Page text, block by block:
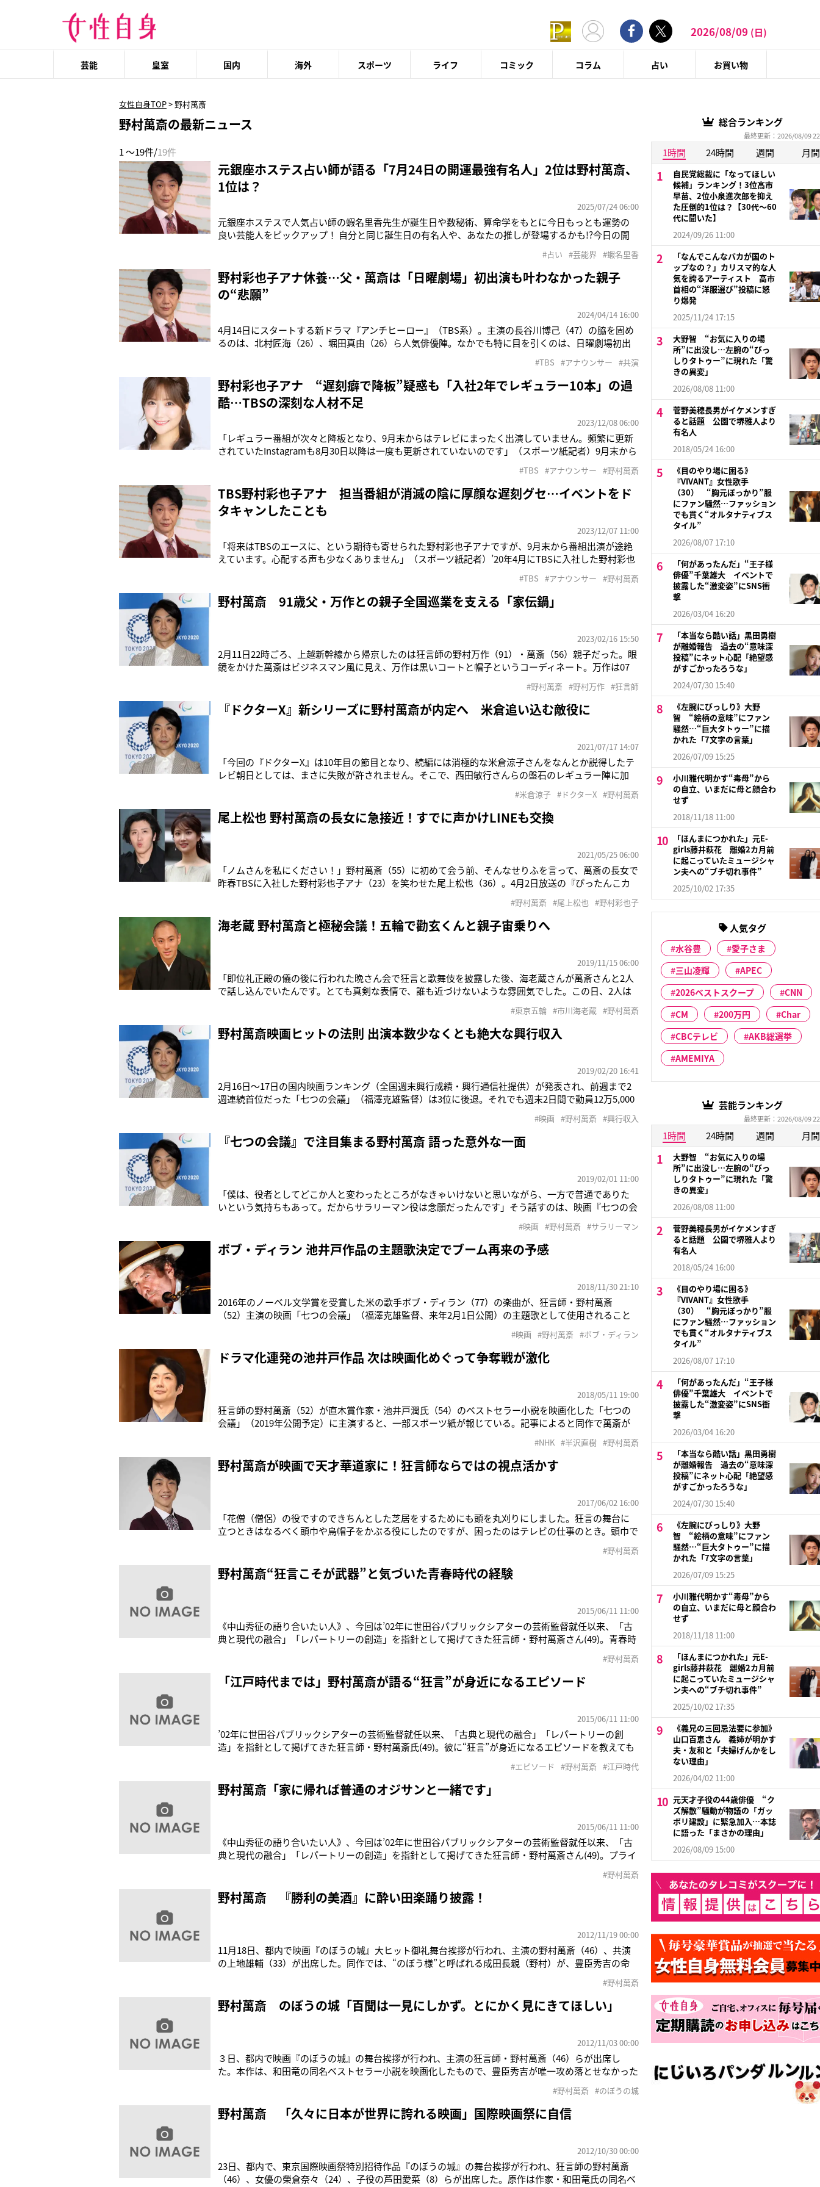
2026/08/09 (日)
芸能 皇室 国内 海外 スポーツ ライフ コミック コラム 占い お買い物
女性自身TOP> 野村萬斎
野村萬斎の最新ニュース
1 ～19件/19件
元銀座ホステス占い師が語る「7月24日の開運最強有名人」2位は野村萬斎、
1位は？
2025/07/24 06:00
元銀座ホステスで人気占い師の蝦名里香先生が誕生日や数秘術、算命学をもとに今日もっとも運勢の
良い芸能人をピックアップ！ 自分と同じ誕生日の有名人や、あなたの推しが登場するかも!?今日の開
流れとしては「余白をつくる」がキーワードなので心と予定に余裕を持つとよいでしょう。第1位に選
ばれたのは3月30日生まれの
#占い #芸能界 #蝦名里香
野村彩也子アナ休養…父・萬斎は「日曜劇場」初出演も叶わなかった親子
の“悲願”
2024/04/14 16:00
4月14日にスタートする新ドラマ『アンチヒーロー』（TBS系）。主演の長谷川博己（47）の脇を固め
るのは、北村匠海（26）、堀田真由（26）ら人気俳優陣。なかでも特に目を引くのは、日曜劇場初出
を描く本作。萬斎は東京地検トップの検事正を演じる。萬斎は出演にあたって、《連続ドラマは、毎話
毎話放送後に視聴者の皆さ
#TBS #アナウンサー #共演
野村彩也子アナ “遅刻癖で降板”疑惑も「入社2年でレギュラー10本」の過
酷…TBSの深刻な人材不足
2023/12/08 06:00
「レギュラー番組が次々と降板となり、9月末からはテレビにまったく出演していません。頻繁に更新
されていたInstagramも8月30日以降は一度も更新されていないのです」（スポーツ紙記者）9月末から
知られ、未来の“看板アナ”として嘱望された彼女だが、現在は担当番組がゼロという異常事態となって
いる。「野村
#TBS #アナウンサー #野村萬斎
TBS野村彩也子アナ 担当番組が消滅の陰に厚顔な遅刻グセ…イベントをド
タキャンしたことも
2023/12/07 11:00
「将来はTBSのエースに、という期待も寄せられた野村彩也子アナですが、9月末から番組出演が途絶
えています。心配する声も少なくありません」（スポーツ紙記者）’20年4月にTBSに入社した野村彩也
は狂言の師弟関係にある長男・裕基（24）には厳格に接してきたいっぽう、長女のことは溺愛してき
たという。「ねだられる
#TBS #アナウンサー #野村萬斎
野村萬斎 91歳父・万作との親子全国巡業を支える「家伝鍋」
2023/02/16 15:50
2月11日22時ごろ、上越新幹線から帰京したのは狂言師の野村万作（91）・萬斎（56）親子だった。眼
鏡をかけた萬斎はビジネスマン風に見え、万作は黒いコートと帽子というコーディネート。万作は07
潟市民芸術文化会館能楽堂で『野村万作・萬斎 狂言公演』が開催、昼・夕方と2度の公演だった。終了
後、東京にはとんぼ返
#野村萬斎 #野村万作 #狂言師
『ドクターX』新シリーズに野村萬斎が内定へ 米倉追い込む敵役に
2021/07/17 14:07
「今回の『ドクターX』は10年目の節目となり、続編には消極的な米倉涼子さんをなんとか説得したテ
レビ朝日としては、まさに失敗が許されません。そこで、西田敏行さんらの盤石のレギュラー陣に加
ギリまで交渉を重ねていると聞いています」（ドラマ関係者）米倉涼子（45）が“孤高の天才外科
医”大門未知子を演じる超人気シリー
#米倉涼子 #ドクターX #野村萬斎
尾上松也 野村萬斎の長女に急接近！すでに声かけLINEも交換
2021/05/25 06:00
「ノムさんを私にください！」野村萬斎（55）に初めて会う前、そんなせりふを言って、萬斎の長女で
昨春TBSに入社した野村彩也子アナ（23）を笑わせた尾上松也（36）。4月2日放送の『ぴったんこカ
「実はカメラの回っていないところで松也さんから彩也子さんに声をかけてLINEも交換済みと聞いて
います。“本当に交際を
#野村萬斎 #尾上松也 #野村彩也子
海老蔵 野村萬斎と極秘会議！五輪で勸玄くんと親子宙乗りへ
2019/11/15 06:00
「即位礼正殿の儀の後に行われた晩さん会で狂言と歌舞伎を披露した後、海老蔵さんが萬斎さんと2人
で話し込んでいたんです。とても真剣な表情で、誰も近づけないような雰囲気でした。この日、2人は
者）東京オリンピック・パラリンピックの文化・教育委員会の委員を務め、開会式にも出演するとい
われている市川海老蔵（41）。そんな彼
#東京五輪 #市川海老蔵 #野村萬斎
野村萬斎映画ヒットの法則 出演本数少なくとも絶大な興行収入
2019/02/20 16:41
2月16日～17日の国内映画ランキング（全国週末興行成績・興行通信社提供）が発表され、前週まで2
週連続首位だった「七つの会議」（福澤克雄監督）は3位に後退。それでも週末2日間で動員12万5,000
氏の原作を映画化した同作。狂言師の野村萬斎（52）演じる主人公の中堅電機メーカーの万年係長・
八角民夫が
#映画 #野村萬斎 #興行収入
『七つの会議』で注目集まる野村萬斎 語った意外な一面
2019/02/01 11:00
「僕は、役者としてどこか人と変わったところがなきゃいけないと思いながら、一方で普通でありた
いという気持ちもあって。だからサラリーマン役は念願だったんです」そう話すのは、映画『七つの会
議中に居眠りをするようなぐうたら社員。自身のきちんとしたイメージとはかけ離れている気がする
が。「そういうイメージをいい意味で
#映画 #野村萬斎 #サラリーマン
ボブ・ディラン 池井戸作品の主題歌決定でブーム再来の予感
2018/11/30 21:10
2016年のノーベル文学賞を受賞した米の歌手ボブ・ディラン（77）の楽曲が、狂言師・野村萬斎
（52）主演の映画「七つの会議」（福澤克雄監督、来年2月1日公開）の主題歌として使用されること
マイ・ラヴ」。ディランは同賞の受賞後にドラマや映画のタイアップ契約を結んでおらず、日本の映像
作品に楽曲の使用を許可するの
#映画 #野村萬斎 #ボブ・ディラン
ドラマ化連発の池井戸作品 次は映画化めぐって争奪戦が激化
2018/05/11 19:00
狂言師の野村萬斎（52）が直木賞作家・池井戸潤氏（54）のベストセラー小説を映画化した「七つの
会議」（2019年公開予定）に主演すると、一部スポーツ紙が報じている。記事によると同作で萬斎が
けに、社内の問題が次々と明らかになっていきストーリーが展開される。同作には池井戸氏原作のTBS
系ドラマ「半沢直樹」「下町
#NHK #半沢直樹 #野村萬斎
野村萬斎が映画で天才華道家に！狂言師ならではの視点活かす
2017/06/02 16:00
「花僧（僧侶）の役ですのできちんとした芝居をするためにも頭を丸刈りにしました。狂言の舞台に
立つときはなるべく頭巾や烏帽子をかぶる役にしたのですが、困ったのはテレビの仕事のとき。頭巾で
戦国時代、京の都に実在した、花を生けることで世の平穏を祈る「池坊」と呼ばれる僧侶たち。野村
は映画『花戦さ』（6月3日全国公開）
#野村萬斎
野村萬斎“狂言こそが武器”と気づいた青春時代の経験
2015/06/11 11:00
《中山秀征の語り合いたい人》、今回は’02年に世田谷パブリックシアターの芸術監督就任以来、「古
典と現代の融合」「レパートリーの創造」を指針として掲げてきた狂言師・野村萬斎さん(49)。青春時
上、継がないといけないということもありながら、『エレキギターで生きていくんだ！』みたいなこと
はなかったんですか？」野村
#野村萬斎
「江戸時代までは」野村萬斎が語る“狂言”が身近になるエピソード
2015/06/11 11:00
’02年に世田谷パブリックシアターの芸術監督就任以来、「古典と現代の融合」「レパートリーの創
造」を指針として掲げてきた狂言師・野村萬斎氏(49)。彼に“狂言”が身近になるエピソードを教えても
す。いつの時代でもどこの国でも最初にこう言うんです。狂言はどこにでもいるような人を演じるの
で“私はあなたと同じ者だと思
#エピソード #野村萬斎 #江戸時代
野村萬斎「家に帰れば普通のオジサンと一緒です」
2015/06/11 11:00
《中山秀征の語り合いたい人》、今回は’02年に世田谷パブリックシアターの芸術監督就任以来、「古
典と現代の融合」「レパートリーの創造」を指針として掲げてきた狂言師・野村萬斎さん(49)。プライ
すよね。普通のオジサンと一緒ですよ(笑)。家に帰って、ビールを飲んで、スポーツ番組を見て……っ
て生活ですしね。深夜番組
#野村萬斎
野村萬斎 『勝利の美酒』に酔い田楽踊り披露！
2012/11/19 00:00
11月18日、都内で映画『のぼうの城』大ヒット御礼舞台挨拶が行われ、主演の野村萬斎（46）、共演
の上地雄輔（33）が出席した。同作では、“のぼう様”と呼ばれる成田長親（野村）が、豊臣秀吉の命
驚愕の策に打って出る、という時代劇。イベントでは、樽酒の鏡開きでヒットを祝い、“勝利の美酒”を
楽しんだ２人。ほろ酔いで頬
#野村萬斎
野村萬斎 のぼうの城「百聞は一見にしかず。とにかく見にきてほしい」
2012/11/03 00:00
３日、都内で映画『のぼうの城』の舞台挨拶が行われ、主演の狂言師・野村萬斎（46）らが出席し
た。本作は、和田竜の同名ベストセラー小説を映画化したもので、豊臣秀吉が唯一攻め落とせなかった
なさん！感動しましたか？笑いましたか？」と観客に呼びかけた。またイベントの企画として、野村率
いる長親軍と秀吉軍に別れての玉入れも
#野村萬斎 #のぼうの城
野村萬斎 「久々に日本が世界に誇れる映画」国際映画祭に自信
2012/10/30 00:00
23日、都内で、東京国際映画祭特別招待作品『のぼうの城』の舞台挨拶が行われ、狂言師の野村萬斎
（46）、女優の榮倉奈々（24）、子役の芦田愛菜（8）らが出席した。原作は作家・和田竜氏の同名ベ
総合ランキング
最終更新：2026/08/09
1時間 24時間 週間 月間
自民党総裁に「なってほしい
候補」ランキング！3位高市
早苗、2位小泉進次郎を抑え
た圧倒的1位は？【30代〜60
代に聞いた】
2024/09/26 11:00
「なんでこんなバカが国のト
ップなの？」カリスマ的な人
気を誇るアーティスト 高市
首相の“洋服選び”投稿に怒
り爆発
2025/11/24 17:15
大野智 “お気に入りの場
所”に出没し…左腕の“びっ
しりタトゥー”に現れた「驚
きの異変」
2026/08/08 11:00
菅野美穂長男がイケメンすぎ
ると話題 公園で堺雅人より
有名人
2018/05/24 16:00
《目のやり場に困る》
『VIVANT』女性歌手
（30） “胸元ぽっかり”服
にファン騒然…ファッション
でも貫く“オルタナティブス
タイル”
2026/08/07 17:10
「何があったんだ」“王子様
俳優”千葉雄大 イベントで
披露した“激変姿”にSNS衝
撃
2026/03/04 16:20
「本当なら酷い話」黒田勇樹
が離婚報告 過去の“意味深
投稿”にネット心配「絶望感
がすごかったろうな」
2024/07/30 15:40
《左腕にびっしり》大野
智 “絵柄の意味”にファン
騒然…“巨大タトゥー”に描
かれた「7文字の言葉」
2026/07/09 15:25
小川雅代明かす“毒母”から
の自立、いまだに母と顔合わ
せず
2018/11/18 11:00
「ほんまにつかれた」元E-
girls藤井萩花 離婚2カ月前
に起こっていたミュージシャ
ン夫への“ブチ切れ事件”
2025/10/02 17:35
人気タグ
水谷豊
愛子さま
三山凌輝
APEC
2026ベストスクープ
CNN
CM
200万円
Char
CBCテレビ
AKB総選挙
AMEMIYA
芸能ランキング
最終更新：2026/08/09
1時間 24時間 週間 月間
大野智 “お気に入りの場
所”に出没し…左腕の“びっ
しりタトゥー”に現れた「驚
きの異変」
2026/08/08 11:00
菅野美穂長男がイケメンすぎ
ると話題 公園で堺雅人より
有名人
2018/05/24 16:00
《目のやり場に困る》
『VIVANT』女性歌手
（30） “胸元ぽっかり”服
にファン騒然…ファッション
でも貫く“オルタナティブス
タイル”
2026/08/07 17:10
「何があったんだ」“王子様
俳優”千葉雄大 イベントで
披露した“激変姿”にSNS衝
撃
2026/03/04 16:20
「本当なら酷い話」黒田勇樹
が離婚報告 過去の“意味深
投稿”にネット心配「絶望感
がすごかったろうな」
2024/07/30 15:40
《左腕にびっしり》大野
智 “絵柄の意味”にファン
騒然…“巨大タトゥー”に描
かれた「7文字の言葉」
2026/07/09 15:25
小川雅代明かす“毒母”から
の自立、いまだに母と顔合わ
せず
2018/11/18 11:00
「ほんまにつかれた」元E-
girls藤井萩花 離婚2カ月前
に起こっていたミュージシャ
ン夫への“ブチ切れ事件”
2025/10/02 17:35
《義兄の三回忌法要に参加》
山口百恵さん 義姉が明かす
夫・友和と「夫婦げんかをし
ない理由」
2026/04/02 11:00
元天才子役の44歳俳優 “ク
ズ解散”騒動が物議の「ガッ
ポリ建設」に緊急加入…本誌
に語った「まさかの理由」
2026/08/09 15:00